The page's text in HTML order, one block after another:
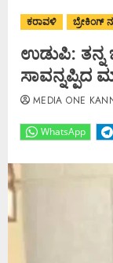
ಕರಾವಳಿ ಬ್ರೇಕಿಂಗ್
ಉಡುಪಿ: ತನ್ನ
ಸಾವನ್ನಪ್ಪಿದ
WhatsApp
MEDIA ONE